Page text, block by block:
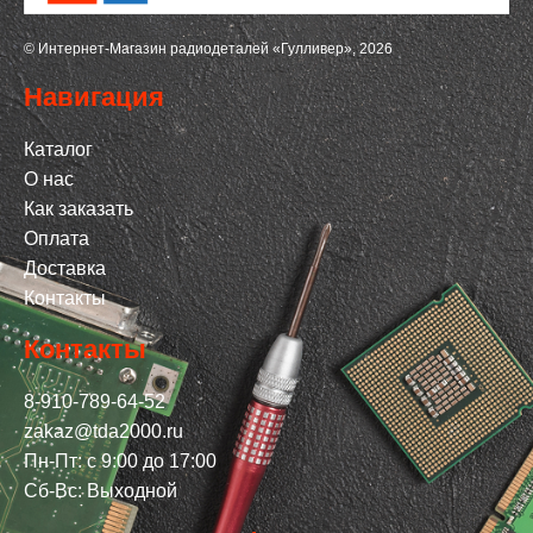
© Интернет-Магазин радиодеталей «Гулливер», 2026
Навигация
Каталог
О нас
Как заказать
Оплата
Доставка
Контакты
Контакты
8-910-789-64-52
zakaz@tda2000.ru
Пн-Пт: с 9:00 до 17:00
Сб-Вс: Выходной